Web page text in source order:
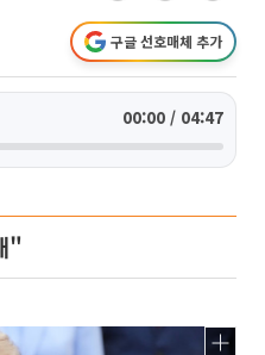
구글 선호매체 추가
00:00 / 04:47
"